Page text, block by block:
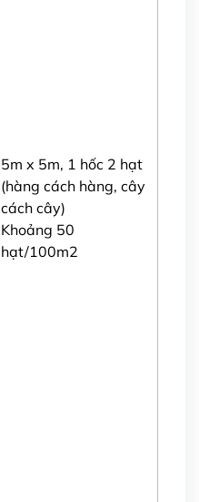
5m x 5m, 1 hốc 2 hạt
(hàng cách hàng, cây
cách cây)
Khoảng 50
hạt/100m2